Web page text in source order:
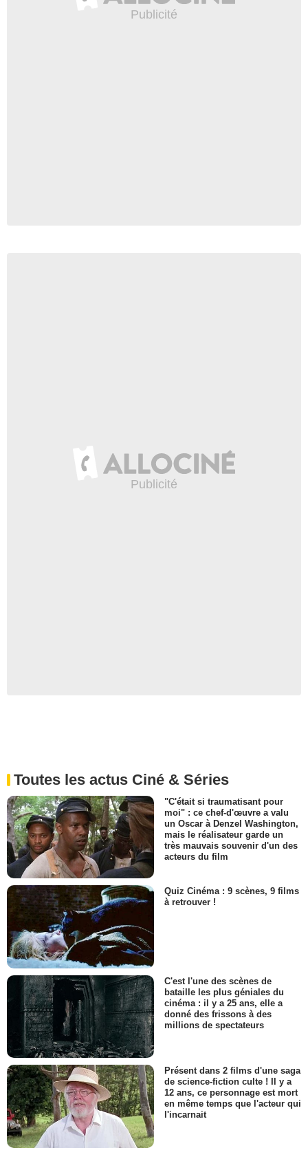
Toutes les actus Ciné & Séries
"C'était si traumatisant pour
moi" : ce chef-d'œuvre a valu
un Oscar à Denzel Washington,
mais le réalisateur garde un
très mauvais souvenir d'un des
acteurs du film
Quiz Cinéma : 9 scènes, 9 films
à retrouver !
C'est l'une des scènes de
bataille les plus géniales du
cinéma : il y a 25 ans, elle a
donné des frissons à des
millions de spectateurs
Présent dans 2 films d'une saga
de science-fiction culte ! Il y a
12 ans, ce personnage est mort
en même temps que l'acteur qui
l'incarnait